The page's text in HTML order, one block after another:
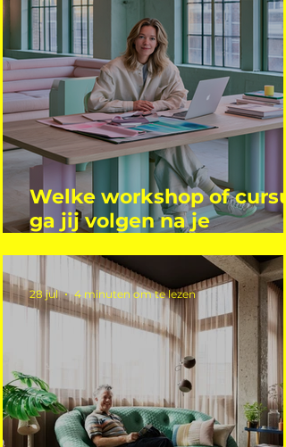
Welke workshop of
ga jij volgen na je
28 jul 4 minuten om te lezen